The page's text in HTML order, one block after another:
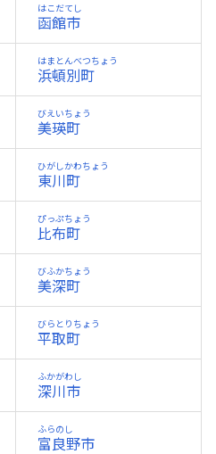
函館市
はこだてし
浜頓別町
はまとんべつちょう
美瑛町
びえいちょう
東川町
ひがしかわちょう
比布町
ぴっぷちょう
美深町
びふかちょう
平取町
びらとりちょう
深川市
ふかがわし
富良野市
ふらのし